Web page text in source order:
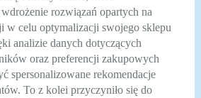
wdrożenie rozwiązań opartych na
w celu optymalizacji swojego sklepu
analizie danych dotyczących
oraz preferencji zakupowych
spersonalizowane rekomendacje
To z kolei przyczyniło się do